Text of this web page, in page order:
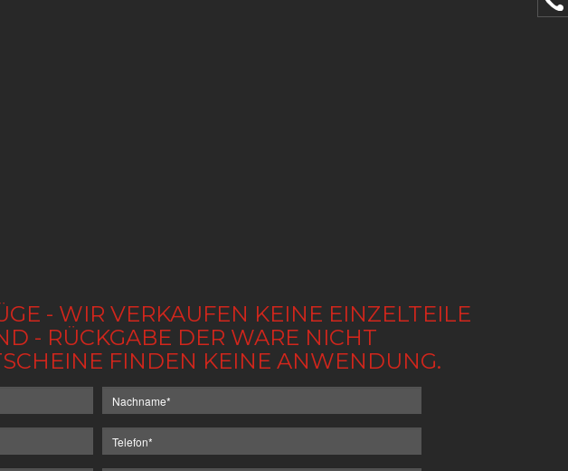
- WIR VERKAUFEN KEINE EINZELTEILE
- RÜCKGABE DER WARE NICHT
FINDEN KEINE ANWENDUNG.